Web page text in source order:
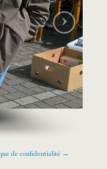
›
de confidentialité →